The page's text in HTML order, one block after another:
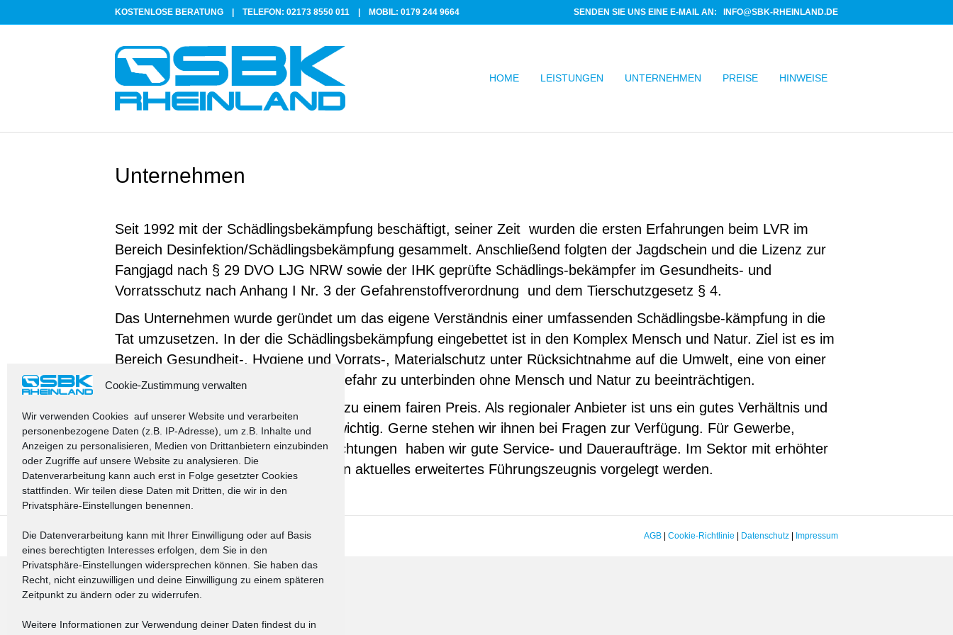
Cookie-Zustimmung verwalten
Wir verwenden Cookies auf unserer Website und verarbeiten
personenbezogene Daten (z.B. IP-Adresse), um z.B. Inhalte und
Anzeigen zu personalisieren, Medien von Drittanbietern einzubinden
oder Zugriffe auf unsere Website zu analysieren. Die
Datenverarbeitung kann auch erst in Folge gesetzter Cookies
stattfinden. Wir teilen diese Daten mit Dritten, die wir in den
Privatsphäre-Einstellungen benennen.
Die Datenverarbeitung kann mit Ihrer Einwilligung oder auf Basis
eines berechtigten Interesses erfolgen, dem Sie in den
Privatsphäre-Einstellungen widersprechen können. Sie haben das
Recht, nicht einzuwilligen und deine Einwilligung zu einem späteren
Zeitpunkt zu ändern oder zu widerrufen.
Weitere Informationen zur Verwendung deiner Daten findest du in
KOSTENLOSE BERATUNG | TELEFON: 02173 8550 011 MOBIL: 0179 244 9664 SENDEN SIE UNS EINE E-MAIL AN: INFO@SBK-RHEINLAND.DE
HOME LEISTUNGEN UNTERNEHMEN PREISE HINWEISE
Unternehmen
Seit 1992 mit der Schädlingsbekämpfung beschäftigt, seiner Zeit wurden die ersten Erfahrungen beim LVR im
Bereich Desinfektion/Schädlingsbekämpfung gesammelt. Anschließend folgten der Jagdschein und die Lizenz zur
Fangjagd nach § 29 DVO LJG NRW sowie der IHK geprüfte Schädlings-bekämpfer im Gesundheits- und
Vorratsschutz nach Anhang I Nr. 3 der Gefahrenstoffverordnung und dem Tierschutzgesetz § 4.
Das Unternehmen wurde geründet um das eigene Verständnis einer umfassenden Schädlingsbe-kämpfung in die
Tat umzusetzen. In der die Schädlingsbekämpfung eingebettet ist in den Komplex Mensch und Natur. Ziel ist es im
Bereich Gesundheit-, Hygiene und Vorrats-, Materialschutz unter Rücksichtnahme auf die Umwelt, eine von einer
Schädlingspopulation ausgehende Gefahr zu unterbinden ohne Mensch und Natur zu beeinträchtigen.
Wir arbeiten zuverlässig und diskret zu einem fairen Preis. Als regionaler Anbieter ist uns ein gutes Verhältnis und
das Wohlbefinden unserer Kunden wichtig. Gerne stehen wir ihnen bei Fragen zur Verfügung. Für Gewerbe,
Gastronomie etc. und sozialen Einrichtungen haben wir gute Service- und Daueraufträge. Im Sektor mit erhöhter
Sicherheit kann selbstverständlich ein aktuelles erweitertes Führungszeugnis vorgelegt werden.
© 2025 SBK Rheinland AGB Cookie-Richtlinie Datenschutz Impressum